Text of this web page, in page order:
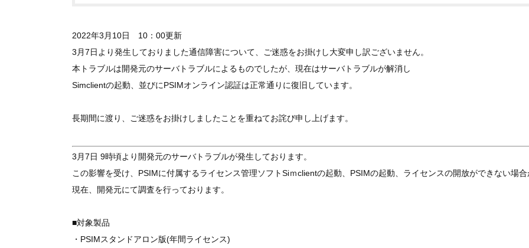
2022年3月10日 10：00更新
3月7日より発生しておりました通信障害について、ご迷惑をお掛けし大変申し訳ございません。
本トラブルは開発元のサーバトラブルによるものでしたが、現在はサーバトラブルが解消し
Simclientの起動、並びにPSIMオンライン認証は正常通りに復旧しています。
長期間に渡り、ご迷惑をお掛けしましたことを重ねてお詫び申し上げます。
3月7日 9時頃より開発元のサーバトラブルが発生しております。
この影響を受け、PSIMに付属するライセンス管理ソフトSiｍclientの起動、PSIMの起動、ライセンスの開放ができない場合
現在、開発元にて調査を行っております。
■対象製品
・PSIMスタンドアロン版(年間ライセンス)